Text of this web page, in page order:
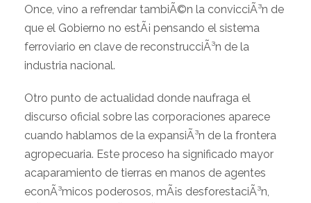
Once, vino a refrendar tambiÃ©n la convicciÃ³n de
que el Gobierno no estÃ¡ pensando el sistema
ferroviario en clave de reconstrucciÃ³n de la
industria nacional.
Otro punto de actualidad donde naufraga el
discurso oficial sobre las corporaciones aparece
cuando hablamos de la expansiÃ³n de la frontera
agropecuaria. Este proceso ha significado mayor
acaparamiento de tierras en manos de agentes
econÃ³micos poderosos, mÃ¡s desforestaciÃ³n,